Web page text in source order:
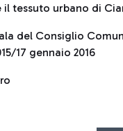
il tessuto urbano di
del Consiglio
17 gennaio 2016